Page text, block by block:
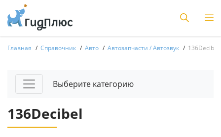
Главная Справочник Авто Автозапчасти / Автозвук 136Decibel
Выберите категорию
136Decibel